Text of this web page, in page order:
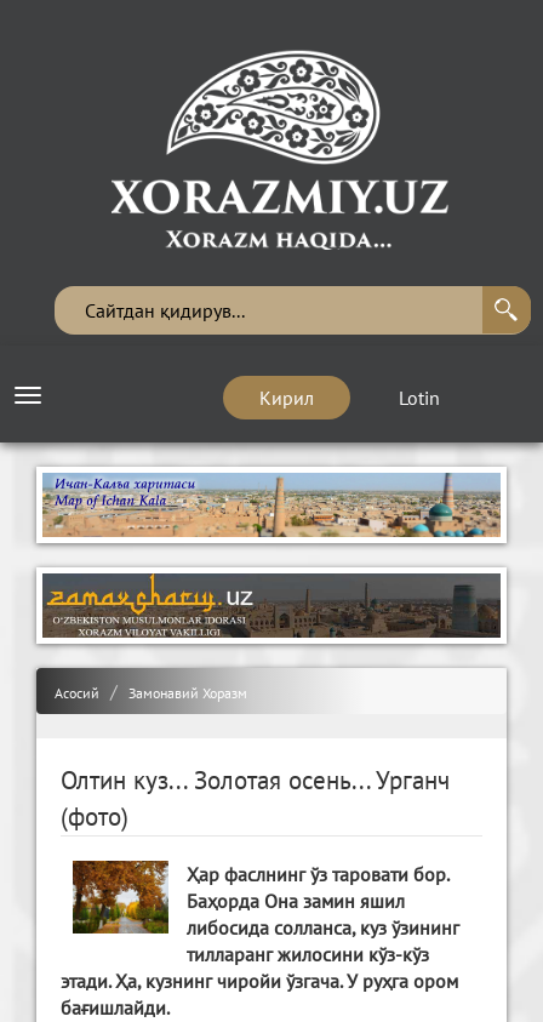
Кирил Lotin
Toggle
Асосий Замонавий Хоразм
Олтин куз... Золотая осень... Урганч
(фото)
Ҳар фаслнинг ўз таровати бор.
Баҳорда Она замин яшил
либосида солланса, куз ўзининг
тилларанг жилосини кўз-кўз
этади. Ҳа, кузнинг чиройи ўзгача. У руҳга ором
бағишлайди.